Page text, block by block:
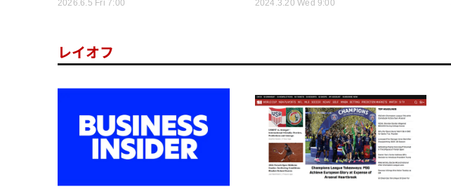
2026.6.5 Fri 7:00 2024.3.20 Wed 9:00
レイオフ